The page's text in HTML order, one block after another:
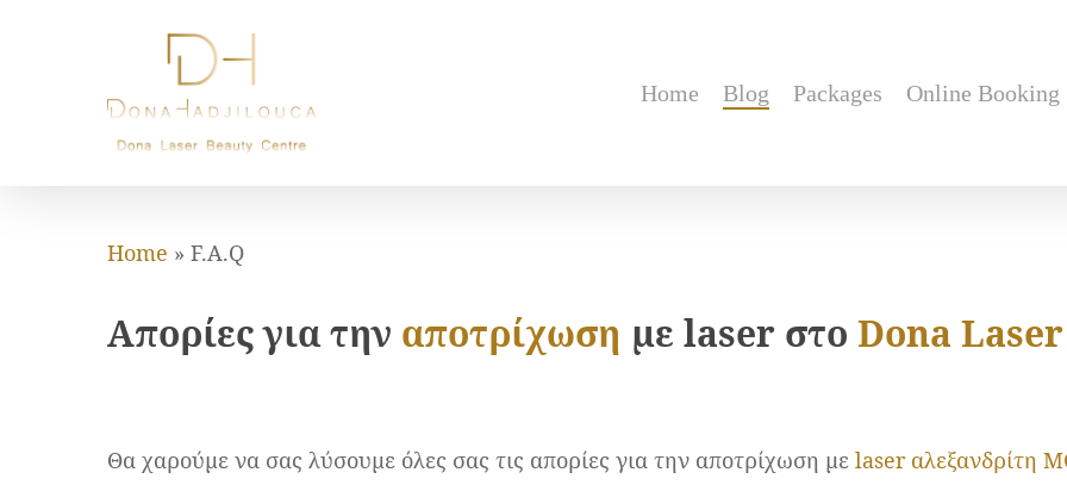
Home Blog Packages Online Booking
Home » F.A.Q
Απορίες για την αποτρίχωση με laser στοDona
Θα χαρούμε να σας λύσουμε όλες σας τις απορίες για την αποτρίχωση μεlaser αλεξανδρίτη